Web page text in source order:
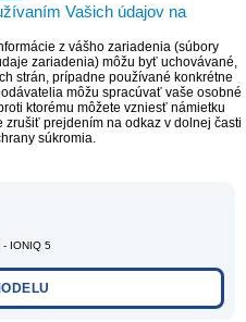
Vašich údajov na
z vášho zariadenia (súbory
zariadenia) môžu byť uchovávané,
strán, prípadne používané konkrétne
môžu spracúvať vaše osobné
ktorému môžete vzniesť námietku
prejdením na odkaz v dolnej časti
súkromia.